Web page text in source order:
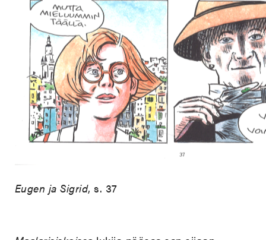
Eugen ja Sigrid, s. 37